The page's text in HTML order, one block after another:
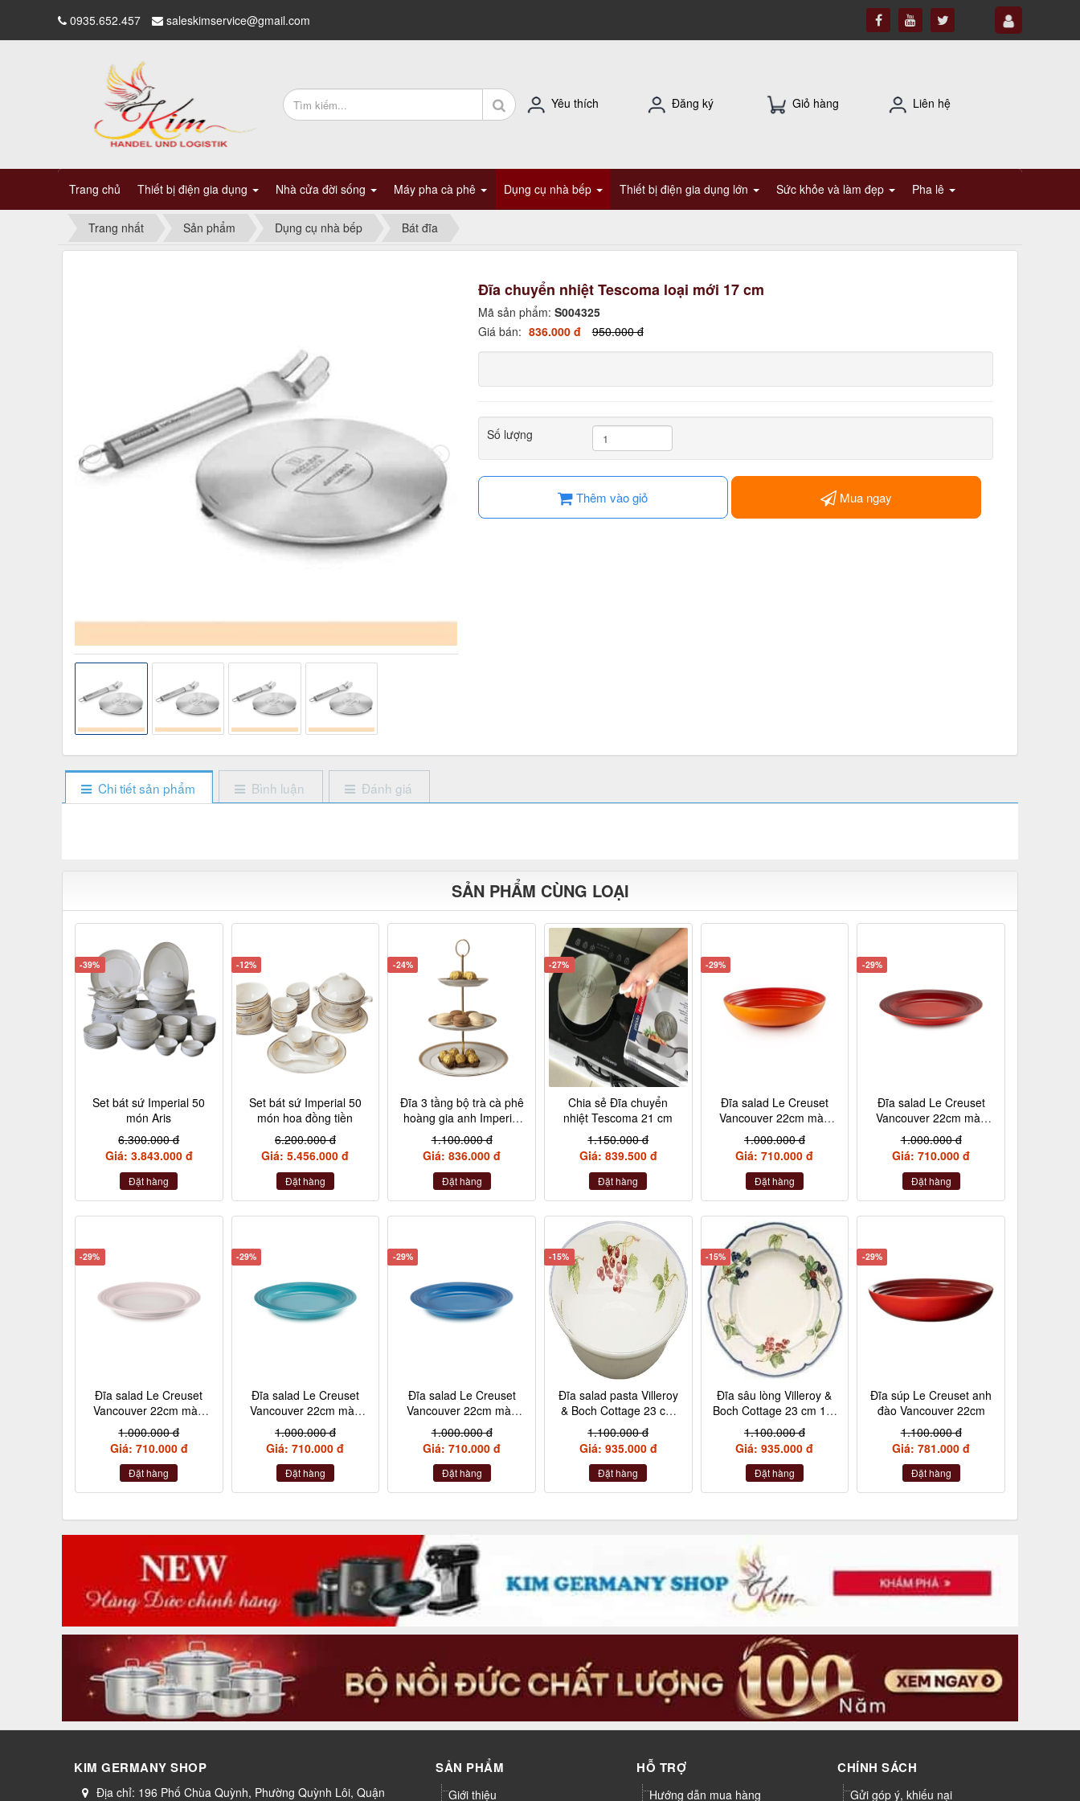
0935.652.457 saleskimservice@gmail.com
Yêu thích Đăng ký Giỏ hàng Liên hệ
Trang chủ Thiết bị điện gia dụng Nhà cửa đời sống Máy pha cà phê Dụng cụ nhà bếp Thiết bị điện gia dụng lớn Sức khỏe và làm đẹp Pha lê
Trang nhất Sản phẩm Dụng cụ nhà bếp Bát đĩa
Đĩa chuyển nhiệt Tescoma loại mới 17 cm
Mã sản phẩm: S004325
Giá bán: 836.000 đ 950.000 đ
Số lượng
Thêm vào giỏ Mua ngay
Chi tiết sản phẩm Bình luận Đánh giá
SẢN PHẨM CÙNG LOẠI
-39%
Set bát sứ Imperial 50
món Aris
6.300.000 đ
Giá: 3.843.000 đ
Đặt hàng
-12%
Set bát sứ Imperial 50
món hoa đồng tiền
6.200.000 đ
Giá: 5.456.000 đ
Đặt hàng
-24%
Đĩa 3 tầng bộ trà cà phê
hoàng gia anh Imperial
London size to
1.100.000 đ
Giá: 836.000 đ
Đặt hàng
-27%
Chia sẻ Đĩa chuyển
nhiệt Tescoma 21 cm
1.150.000 đ
Giá: 839.500 đ
Đặt hàng
-29%
Đĩa salad Le Creuset
Vancouver 22cm màu
cam
1.000.000 đ
Giá: 710.000 đ
Đặt hàng
-29%
Đĩa salad Le Creuset
Vancouver 22cm màu
đỏ cheery
1.000.000 đ
Giá: 710.000 đ
Đặt hàng
-29%
Đĩa salad Le Creuset
Vancouver 22cm màu
hồng vỏ sò
1.000.000 đ
Giá: 710.000 đ
Đặt hàng
-29%
Đĩa salad Le Creuset
Vancouver 22cm màu
xanh caribe
1.000.000 đ
Giá: 710.000 đ
Đặt hàng
-29%
Đĩa salad Le Creuset
Vancouver 22cm màu
xanh marseille
1.000.000 đ
Giá: 710.000 đ
Đặt hàng
-15%
Đĩa salad pasta Villeroy
& Boch Cottage 23 cm
10-1115-2695
1.100.000 đ
Giá: 935.000 đ
Đặt hàng
-15%
Đĩa sâu lòng Villeroy &
Boch Cottage 23 cm 10-
1115-2700
1.100.000 đ
Giá: 935.000 đ
Đặt hàng
-29%
Đĩa súp Le Creuset anh
đào Vancouver 22cm
1.100.000 đ
Giá: 781.000 đ
Đặt hàng
KIM GERMANY SHOP
Địa chỉ: 196 Phố Chùa Quỳnh, Phường Quỳnh Lôi, Quận
SẢN PHẨM
Giới thiệu
HỖ TRỢ
Hướng dẫn mua hàng
CHÍNH SÁCH
Gửi góp ý, khiếu nại